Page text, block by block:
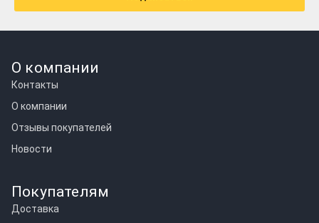
О компании
Контакты
О компании
Отзывы покупателей
Новости
Покупателям
Доставка